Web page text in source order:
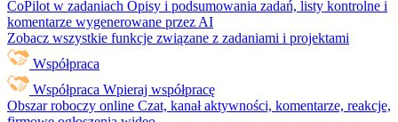
CoPilot w zadaniach Opisy i podsumowania zadań, listy kontrolne i
komentarze wygenerowane przez AI
Zobacz wszystkie funkcje związane z zadaniami i projektami
Współpraca
Współpraca Wpieraj współpracę
Obszar roboczy online Czat, kanał aktywności, komentarze, reakcje,